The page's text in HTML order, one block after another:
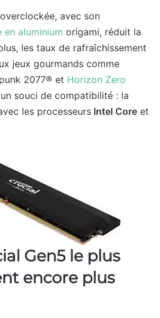
avec son
aluminium origami, réduit la
les taux de rafraîchissement
jeux gourmands comme
2077® et Horizon Zero
souci de compatibilité : la
les processeurs Intel Core et
Gen5 le plus
encore plus